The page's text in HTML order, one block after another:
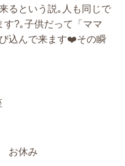
るという説｡人も同じで
?｡子供だって「ママ
込んで来ます❤️その瞬
お休み